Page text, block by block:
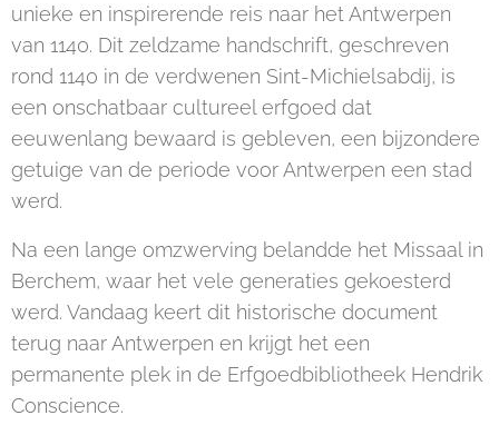
unieke en inspirerende reis naar het Antwerpen
van 1140. Dit zeldzame handschrift, geschreven
rond 1140 in de verdwenen Sint-Michielsabdij, is
een onschatbaar cultureel erfgoed dat
eeuwenlang bewaard is gebleven, een bijzondere
getuige van de periode voor Antwerpen een stad
werd.
Na een lange omzwerving belandde het Missaal in
Berchem, waar het vele generaties gekoesterd
werd. Vandaag keert dit historische document
terug naar Antwerpen en krijgt het een
permanente plek in de Erfgoedbibliotheek Hendrik
Conscience.